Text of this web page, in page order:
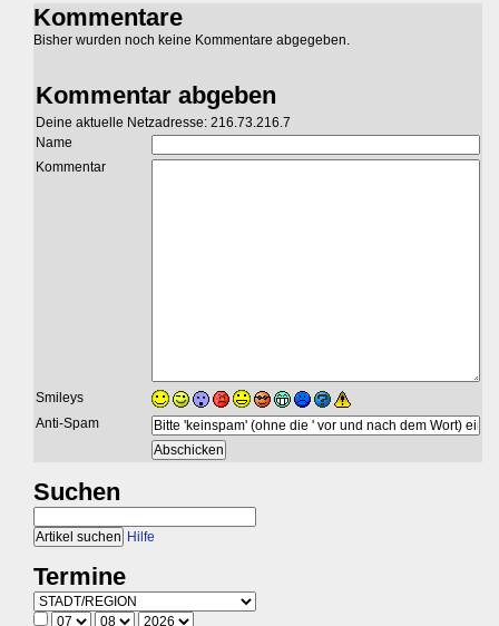
Kommentare
Bisher wurden noch keine Kommentare abgegeben.
Kommentar abgeben
Deine aktuelle Netzadresse: 216.73.216.7
Name
Kommentar
Smileys
Anti-Spam
Suchen
Hilfe
Termine